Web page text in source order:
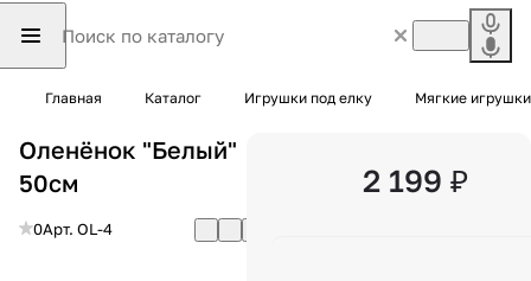
Главная Каталог Игрушки под елку Мягкие игрушки
Оленёнок "Белый"
50см
0Арт. OL-4
2 199 ₽